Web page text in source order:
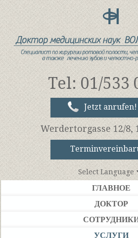
Tel: 01/533
Jetzt anrufen!
Werdertorgasse 12/8,
Select Language
ГЛАВНОЕ
ДОКТОР
УСЛУГИ